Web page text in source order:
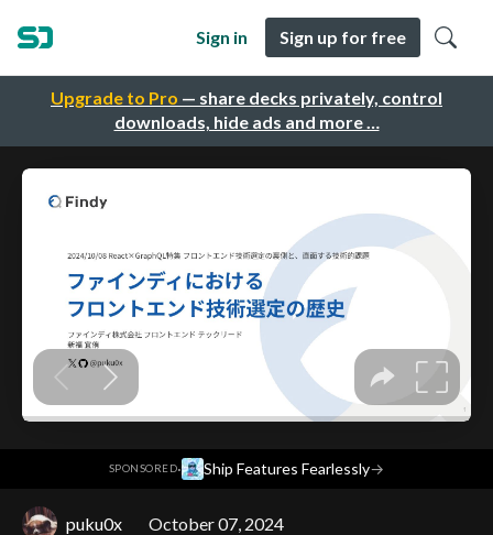
Upgrade to Pro — share decks privately, control
downloads, hide ads and more …
Sign in Sign up for free
SPONSORED· Ship Features Fearlessly→
puku0x October 07, 2024